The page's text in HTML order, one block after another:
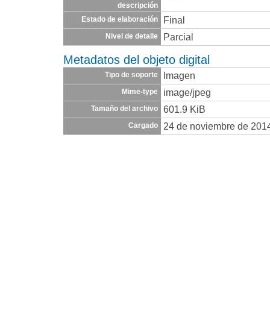
descripción
Estado de elaboración Final
Nivel de detalle Parcial
Metadatos del objeto digital
Tipo de soporte Imagen
Mime-type image/jpeg
Tamaño del archivo 601.9 KiB
Cargado 24 de noviembre de